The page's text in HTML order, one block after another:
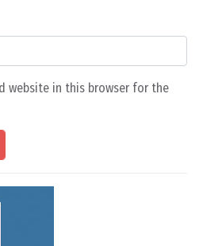
website in this browser for the